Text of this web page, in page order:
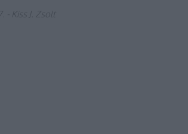
Kiss J. Zsolt